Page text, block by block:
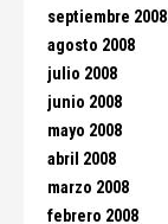
septiembre 2008
agosto 2008
julio 2008
junio 2008
mayo 2008
abril 2008
marzo 2008
febrero 2008